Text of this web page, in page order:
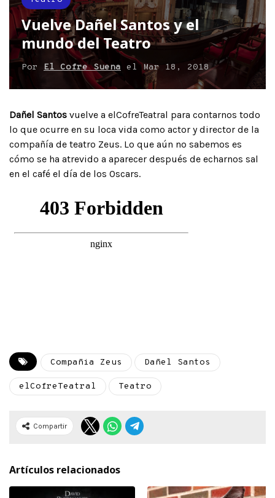
Vuelve Dañel Santos y el
mundo del Teatro
Por El Cofre Suena elMar 18, 2018
Dañel Santos vuelve a elCofreTeatral para contarnos todo
lo que ocurre en su loca vida como actor y director de la
compañía de teatro Zeus. Lo que aún no sabemos es
cómo se ha atrevido a aparecer después de echarnos sal
en el café el día de los Oscars.
Compañia Zeus Dañel Santos
elCofreTeatral Teatro
Compartir
Artículos relacionados